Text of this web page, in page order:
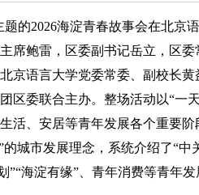
的2026海淀青春故事会在北京
席鲍雷，区委副书记岳立，区委
京语言大学党委常委、副校长黄
委联合主办。整场活动以“一
活、安居等青年发展各个重要
城市发展理念，系统介绍了“中
”“海淀有缘”、青年消费等青年